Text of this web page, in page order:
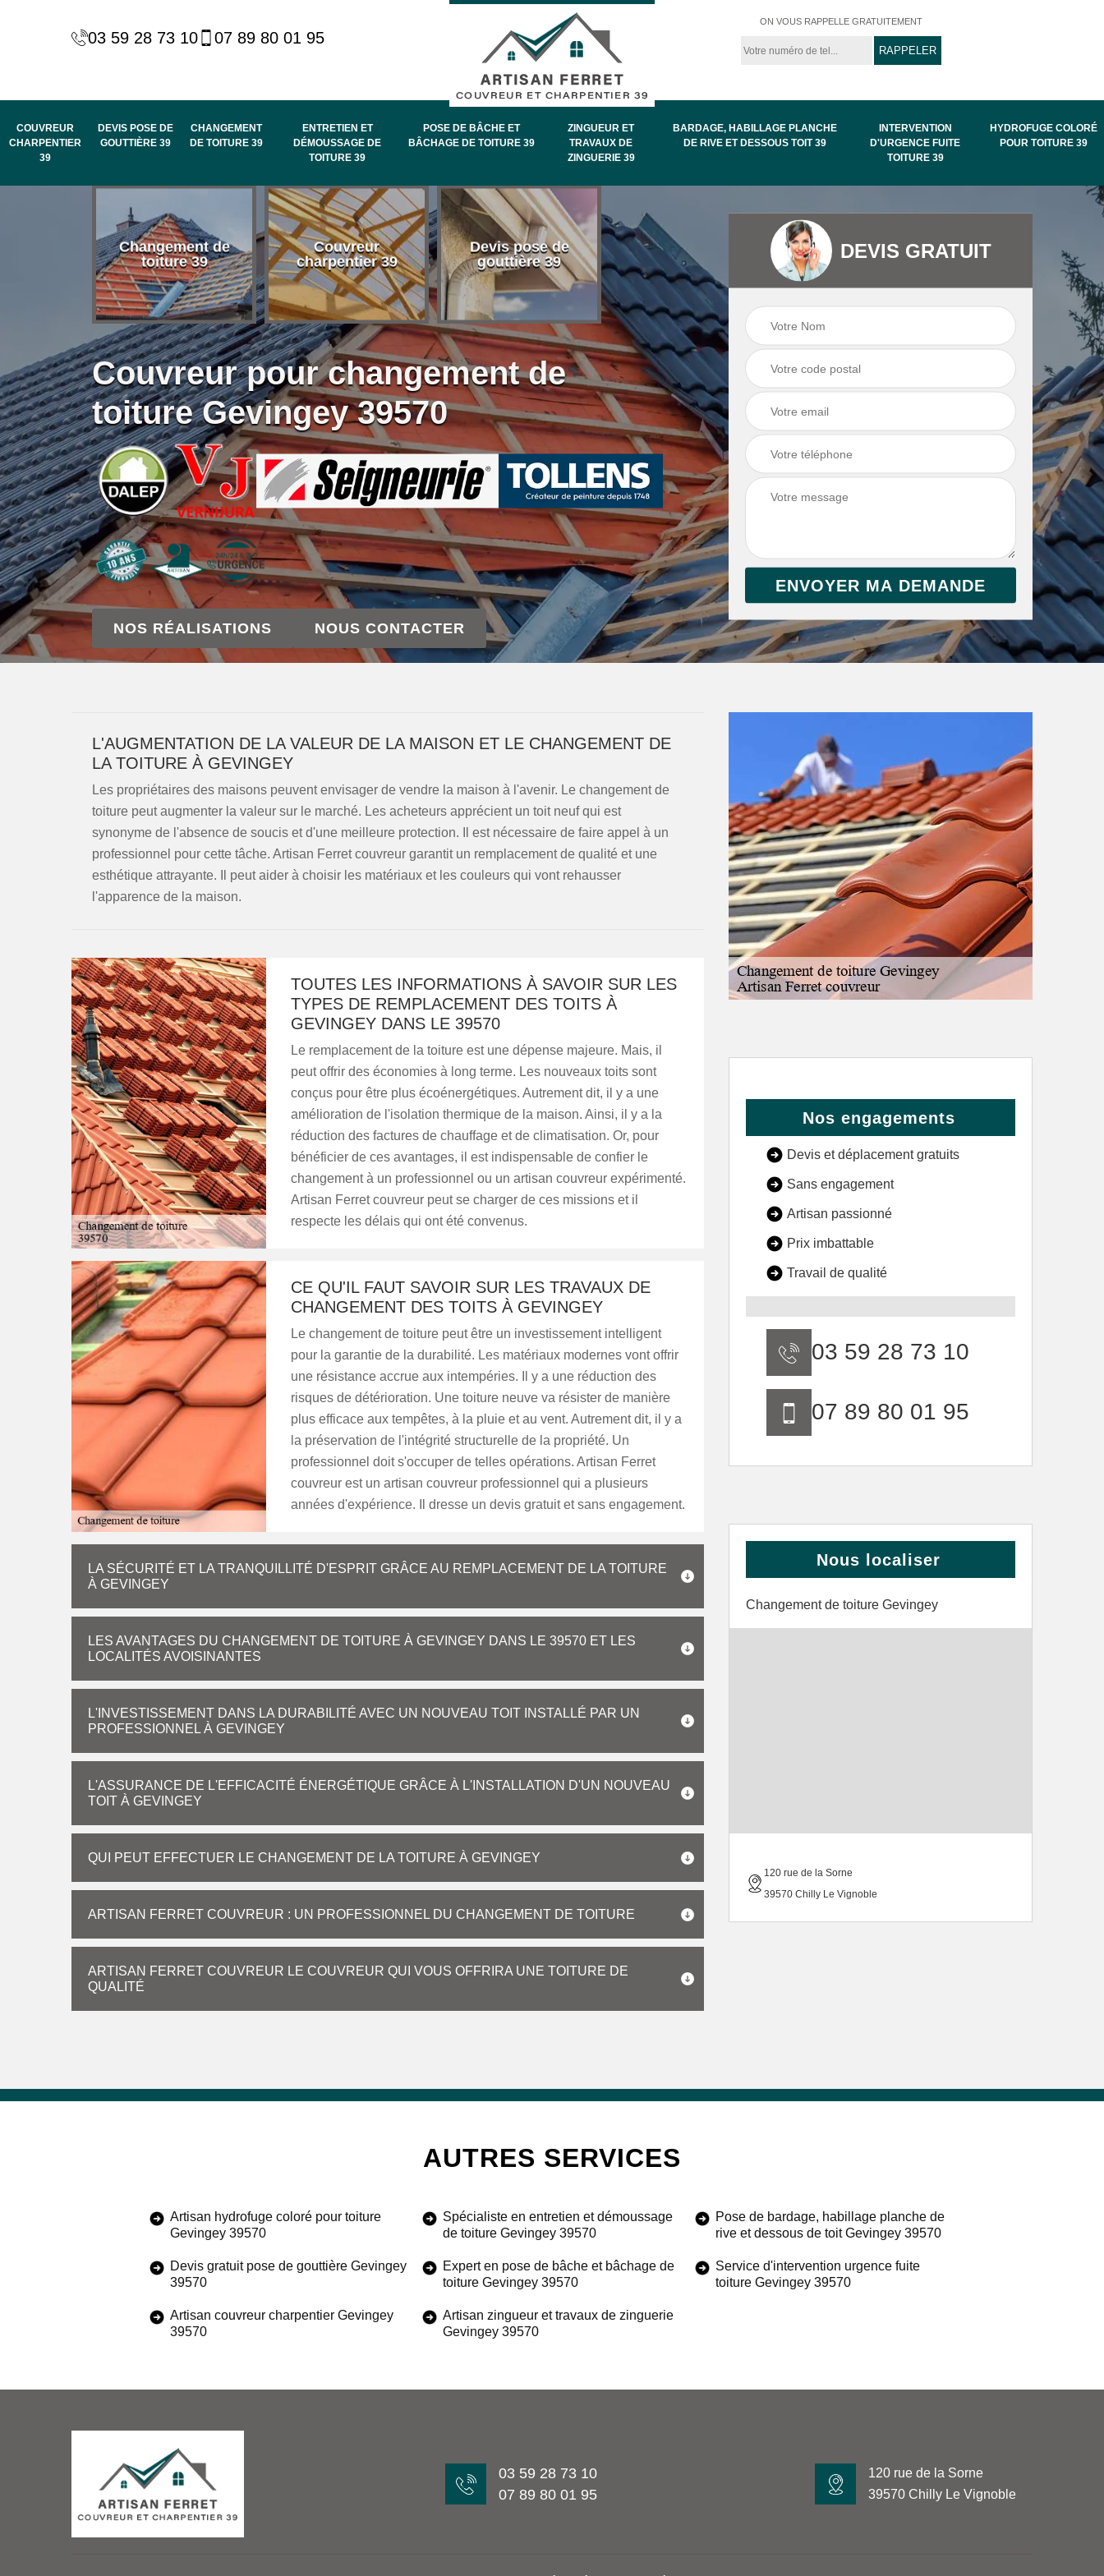
03 59 28 73 10 07 89 80 01 95
ON VOUS RAPPELLE GRATUITEMENT
COUVREUR
CHARPENTIER
39
DEVIS POSE DE
GOUTTIÈRE 39
CHANGEMENT
DE TOITURE 39
ENTRETIEN ET
DÉMOUSSAGE DE
TOITURE 39
POSE DE BÂCHE ET
BÂCHAGE DE TOITURE 39
ZINGUEUR ET
TRAVAUX DE
ZINGUERIE 39
BARDAGE, HABILLAGE PLANCHE
DE RIVE ET DESSOUS TOIT 39
INTERVENTION
D'URGENCE FUITE
TOITURE 39
HYDROFUGE COLORÉ
POUR TOITURE 39
Changement de
toiture 39
Couvreur
charpentier 39
Devis pose de
gouttière 39
Entretien et
démoussage de
toiture 39
Hydrofuge coloré
pour toiture 39
d'urgence fuite
toiture 39
Couvreur pour changement de
toiture Gevingey 39570
NOS RÉALISATIONS NOUS CONTACTER
DEVIS GRATUIT
L'AUGMENTATION DE LA VALEUR DE LA MAISON ET LE CHANGEMENT DE
LA TOITURE À GEVINGEY
Les propriétaires des maisons peuvent envisager de vendre la maison à l'avenir. Le changement de
toiture peut augmenter la valeur sur le marché. Les acheteurs apprécient un toit neuf qui est
synonyme de l'absence de soucis et d'une meilleure protection. Il est nécessaire de faire appel à un
professionnel pour cette tâche. Artisan Ferret couvreur garantit un remplacement de qualité et une
esthétique attrayante. Il peut aider à choisir les matériaux et les couleurs qui vont rehausser
l'apparence de la maison.
TOUTES LES INFORMATIONS À SAVOIR SUR LES
TYPES DE REMPLACEMENT DES TOITS À
GEVINGEY DANS LE 39570
Le remplacement de la toiture est une dépense majeure. Mais, il
peut offrir des économies à long terme. Les nouveaux toits sont
conçus pour être plus écoénergétiques. Autrement dit, il y a une
amélioration de l'isolation thermique de la maison. Ainsi, il y a la
réduction des factures de chauffage et de climatisation. Or, pour
bénéficier de ces avantages, il est indispensable de confier le
changement à un professionnel ou un artisan couvreur expérimenté.
Artisan Ferret couvreur peut se charger de ces missions et il
respecte les délais qui ont été convenus.
CE QU'IL FAUT SAVOIR SUR LES TRAVAUX DE
CHANGEMENT DES TOITS À GEVINGEY
Le changement de toiture peut être un investissement intelligent
pour la garantie de la durabilité. Les matériaux modernes vont offrir
une résistance accrue aux intempéries. Il y a une réduction des
risques de détérioration. Une toiture neuve va résister de manière
plus efficace aux tempêtes, à la pluie et au vent. Autrement dit, il y a
la préservation de l'intégrité structurelle de la propriété. Un
professionnel doit s'occuper de telles opérations. Artisan Ferret
couvreur est un artisan couvreur professionnel qui a plusieurs
années d'expérience. Il dresse un devis gratuit et sans engagement.
LA SÉCURITÉ ET LA TRANQUILLITÉ D'ESPRIT GRÂCE AU REMPLACEMENT DE LA TOITURE
À GEVINGEY
LES AVANTAGES DU CHANGEMENT DE TOITURE À GEVINGEY DANS LE 39570 ET LES
LOCALITÉS AVOISINANTES
L'INVESTISSEMENT DANS LA DURABILITÉ AVEC UN NOUVEAU TOIT INSTALLÉ PAR UN
PROFESSIONNEL À GEVINGEY
L'ASSURANCE DE L'EFFICACITÉ ÉNERGÉTIQUE GRÂCE À L'INSTALLATION D'UN NOUVEAU
TOIT À GEVINGEY
QUI PEUT EFFECTUER LE CHANGEMENT DE LA TOITURE À GEVINGEY
ARTISAN FERRET COUVREUR : UN PROFESSIONNEL DU CHANGEMENT DE TOITURE
ARTISAN FERRET COUVREUR LE COUVREUR QUI VOUS OFFRIRA UNE TOITURE DE
QUALITÉ
Nos engagements
Devis et déplacement gratuits
Sans engagement
Artisan passionné
Prix imbattable
Travail de qualité
03 59 28 73 10
07 89 80 01 95
Nous localiser
Changement de toiture Gevingey
120 rue de la Sorne
39570 Chilly Le Vignoble
AUTRES SERVICES
Artisan hydrofuge coloré pour toiture
Gevingey 39570
Devis gratuit pose de gouttière Gevingey
39570
Artisan couvreur charpentier Gevingey
39570
Spécialiste en entretien et démoussage
de toiture Gevingey 39570
Expert en pose de bâche et bâchage de
toiture Gevingey 39570
Artisan zingueur et travaux de zinguerie
Gevingey 39570
Pose de bardage, habillage planche de
rive et dessous de toit Gevingey 39570
Service d'intervention urgence fuite
toiture Gevingey 39570
03 59 28 73 10
07 89 80 01 95
120 rue de la Sorne
39570 Chilly Le Vignoble